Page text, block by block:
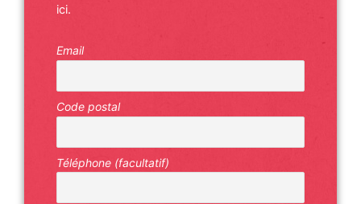
ici.
Email
Code postal
Téléphone (facultatif)